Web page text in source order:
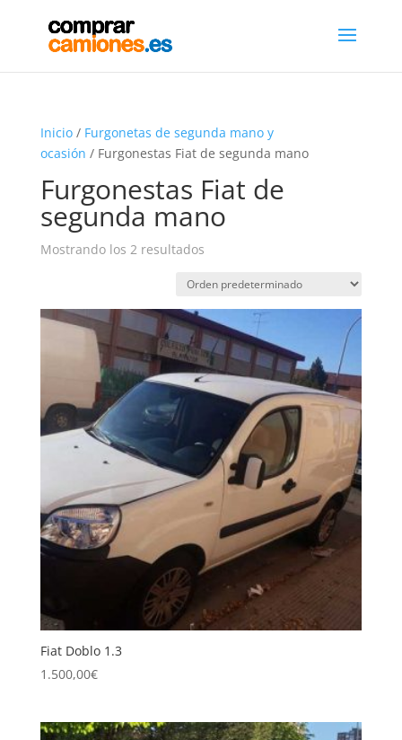
Inicio/ Furgonetas de segunda mano y
ocasión / Furgonestas Fiat de segunda mano
Furgonestas Fiat de
segunda mano
Mostrando los 2 resultados
Fiat Doblo 1.3
1.500,00€